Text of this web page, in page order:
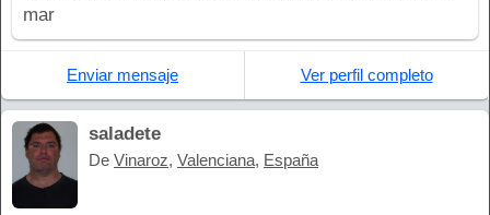
mar
Enviar mensaje Ver perfil completo
saladete
De Vinaroz, Valenciana, España